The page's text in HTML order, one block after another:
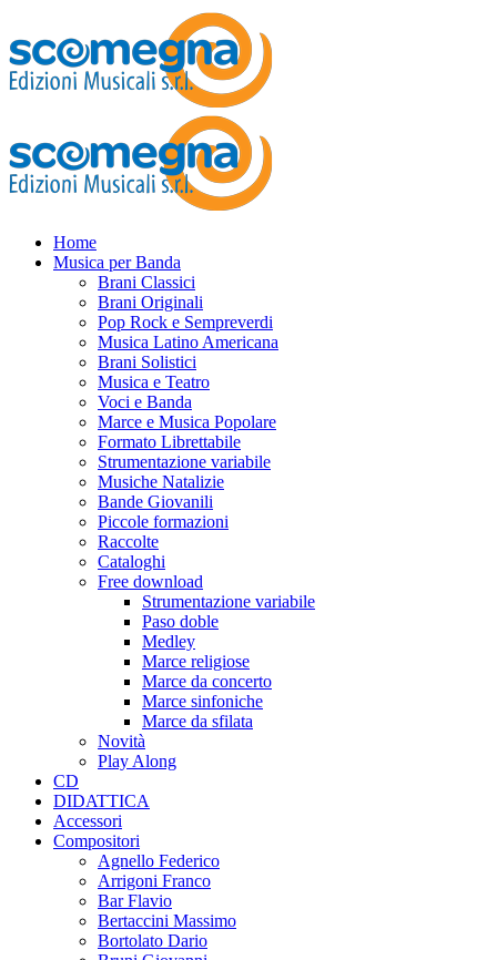
Home
Musica per Banda
Brani Classici
Brani Originali
Pop Rock e Sempreverdi
Musica Latino Americana
Brani Solistici
Musica e Teatro
Voci e Banda
Marce e Musica Popolare
Formato Librettabile
Strumentazione variabile
Musiche Natalizie
Bande Giovanili
Piccole formazioni
Raccolte
Cataloghi
Free download
Strumentazione variabile
Paso doble
Medley
Marce religiose
Marce da concerto
Marce sinfoniche
Marce da sfilata
Novità
Play Along
CD
DIDATTICA
Accessori
Compositori
Agnello Federico
Arrigoni Franco
Bar Flavio
Bertaccini Massimo
Bortolato Dario